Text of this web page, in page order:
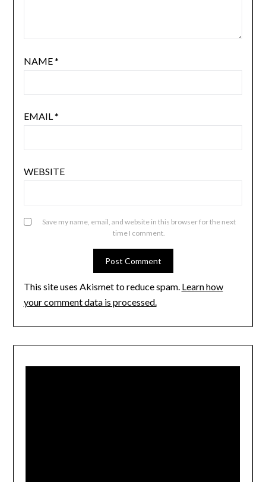
NAME*
EMAIL*
WEBSITE
Save my name, email, and website in this browser for the next
time I comment.
This site uses Akismet to reduce spam. Learn how
your comment data is processed.